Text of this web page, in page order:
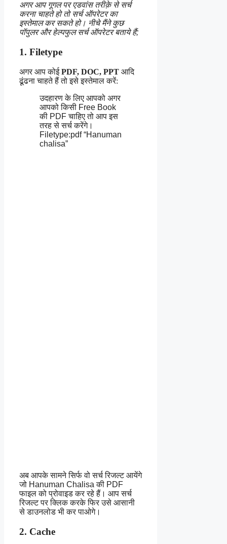
अगर आप गूगल पर एडवांस तरीक़े से सर्च
करना चाहते हो तो सर्च ऑपरेटर का
इस्तेमाल कर सकते हो। नीचे मैंने कुछ
पॉपुलर और हेल्पफुल सर्च ऑपरेटर बताये हैं;
1. Filetype
अगर आप कोईPDF, DOC, PPT आदि
ढूंढना चाहते हैं तो इसे इस्तेमाल करें:
उदहारण के लिए आपको अगर
आपको किसी Free Book
की PDF चाहिए तो आप इस
तरह से सर्च करेंगे।
Filetype:pdf “Hanuman
chalisa”
अब आपके सामने सिर्फ वो सर्च रिजल्ट आयेंगे
जो Hanuman Chalisa की PDF
फाइल को प्रोवाइड कर रहे हैं। आप सर्च
रिजल्ट पर क्लिक करके फिर उसे आसानी
से डाउनलोड भी कर पाओगे।
2. Cache